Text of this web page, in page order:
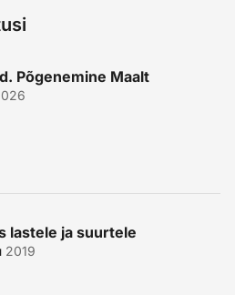
Põgenemine Maalt
lastele ja suurtele
2019